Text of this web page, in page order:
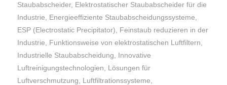
Staubabscheider, Elektrostatischer Staubabscheider für die
Industrie
Energieeffiziente Staubabscheidungssysteme
ESP (Electrostatic Precipitator)
Feinstaub reduzieren in der
Industrie
Funktionsweise von elektrostatischen Luftfiltern
Industrielle Staubabscheidung
Innovative
Luftreinigungstechnologien
Lösungen für
Luftverschmutzung
Luftfiltrationssysteme